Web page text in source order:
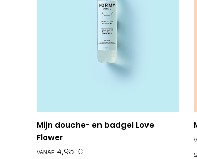
Mijn douche- en badgel Love
Flower
€